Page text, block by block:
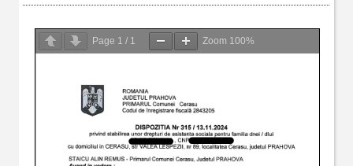
Page 1 / 1 Zoom 100%